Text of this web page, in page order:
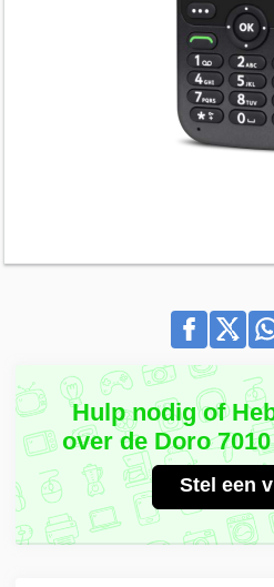
Hulp nodig of
over de Doro
Stel een